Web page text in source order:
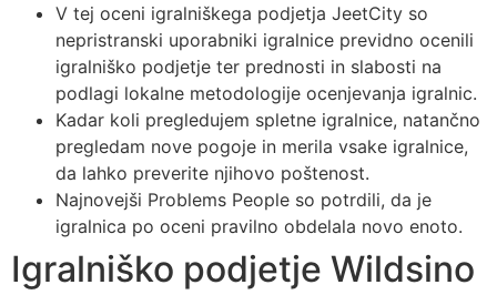
V tej oceni igralniškega podjetja JeetCity so
nepristranski uporabniki igralnice previdno ocenili
igralniško podjetje ter prednosti in slabosti na
podlagi lokalne metodologije ocenjevanja igralnic.
Kadar koli pregledujem spletne igralnice, natančno
pregledam nove pogoje in merila vsake igralnice,
da lahko preverite njihovo poštenost.
Najnovejši Problems People so potrdili, da je
igralnica po oceni pravilno obdelala novo enoto.
Igralniško podjetje Wildsino